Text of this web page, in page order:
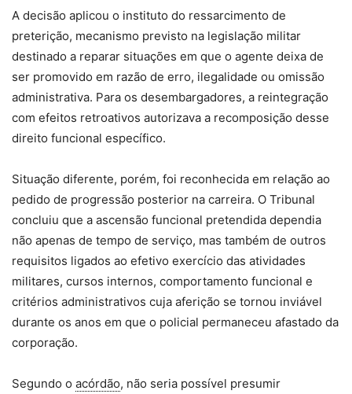
A decisão aplicou o instituto do ressarcimento de
preterição, mecanismo previsto na legislação militar
destinado a reparar situações em que o agente deixa de
ser promovido em razão de erro, ilegalidade ou omissão
administrativa. Para os desembargadores, a reintegração
com efeitos retroativos autorizava a recomposição desse
direito funcional específico.
Situação diferente, porém, foi reconhecida em relação ao
pedido de progressão posterior na carreira. O Tribunal
concluiu que a ascensão funcional pretendida dependia
não apenas de tempo de serviço, mas também de outros
requisitos ligados ao efetivo exercício das atividades
militares, cursos internos, comportamento funcional e
critérios administrativos cuja aferição se tornou inviável
durante os anos em que o policial permaneceu afastado da
corporação.
Segundo o acórdão, não seria possível presumir